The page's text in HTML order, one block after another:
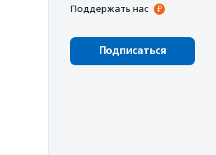
Поддержать нас
Подписаться